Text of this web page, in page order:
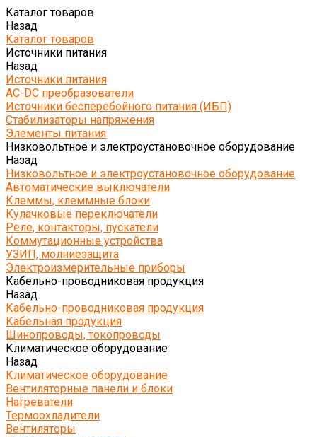
Каталог товаров
Назад
Каталог товаров
Источники питания
Назад
Источники питания
AC-DC преобразователи
Источники бесперебойного питания (ИБП)
Стабилизаторы напряжения
Элементы питания
Низковольтное и электроустановочное оборудование
Назад
Низковольтное и электроустановочное оборудование
Автоматические выключатели
Клеммы, клеммные блоки
Кулачковые переключатели
Реле, контакторы, пускатели
Коммутационные устройства
УЗИП, молниезащита
Электроизмерительные приборы
Кабельно-проводниковая продукция
Назад
Кабельно-проводниковая продукция
Кабельная продукция
Шинопроводы, токопроводы
Климатическое оборудование
Назад
Климатическое оборудование
Вентиляторные панели и блоки
Нагреватели
Термоохладители
Вентиляторы